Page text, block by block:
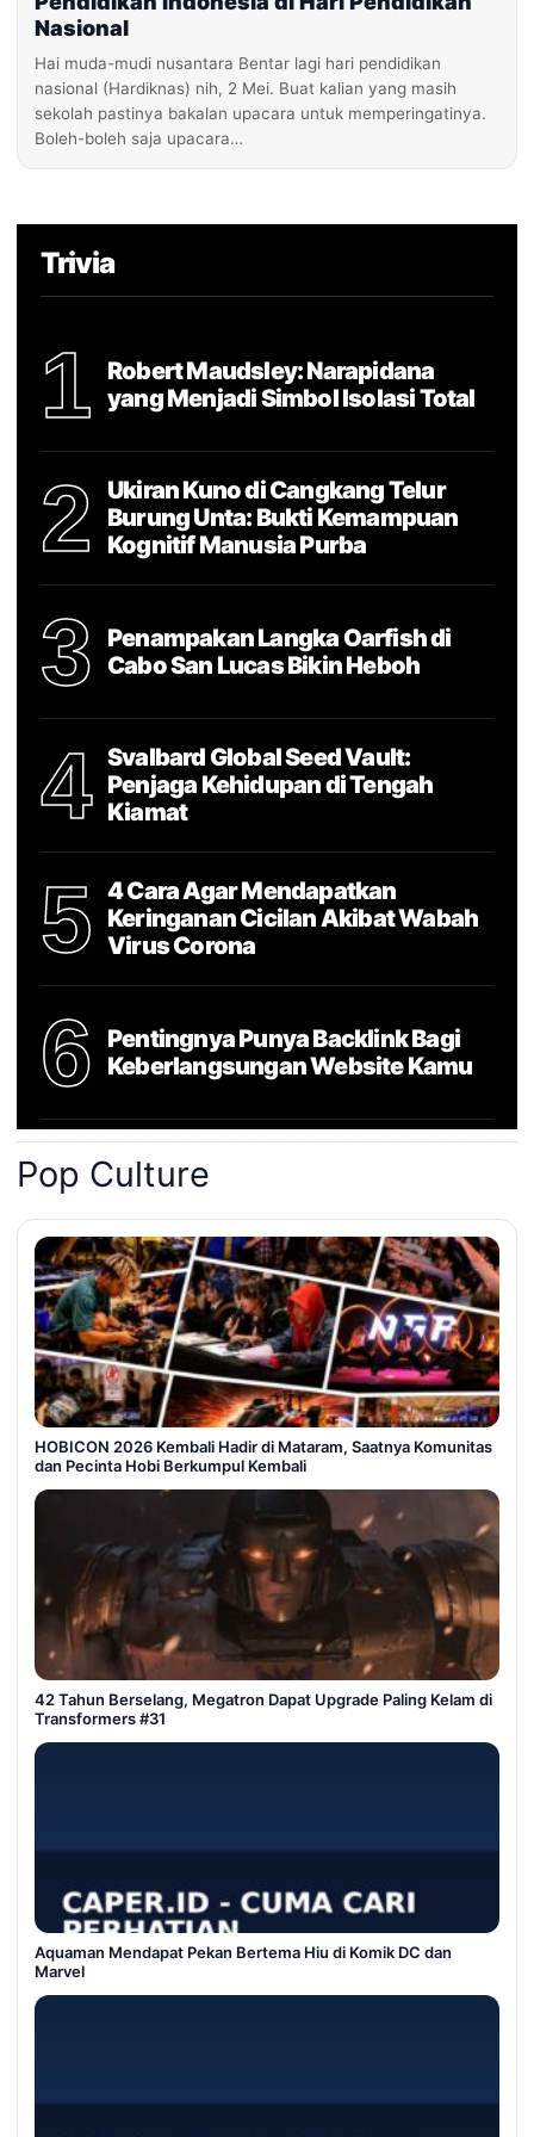
Nasional
Hai muda-mudi nusantara Bentar lagi hari pendidikan
nasional (Hardiknas) nih, 2 Mei. Buat kalian yang masih
sekolah pastinya bakalan upacara untuk memperingatinya.
Boleh-boleh saja upacara…
Trivia
1
Robert Maudsley: Narapidana
yang Menjadi Simbol Isolasi Total
2
Ukiran Kuno di Cangkang Telur
Burung Unta: Bukti Kemampuan
Kognitif Manusia Purba
3
Penampakan Langka Oarfish di
Cabo San Lucas Bikin Heboh
4
Svalbard Global Seed Vault:
Penjaga Kehidupan di Tengah
Kiamat
5
4 Cara Agar Mendapatkan
Keringanan Cicilan Akibat Wabah
Virus Corona
6
Pentingnya Punya Backlink Bagi
Keberlangsungan Website Kamu
Pop Culture
HOBICON 2026 Kembali Hadir di Mataram, Saatnya Komunitas
dan Pecinta Hobi Berkumpul Kembali
42 Tahun Berselang, Megatron Dapat Upgrade Paling Kelam di
Transformers #31
Aquaman Mendapat Pekan Bertema Hiu di Komik DC dan
Marvel